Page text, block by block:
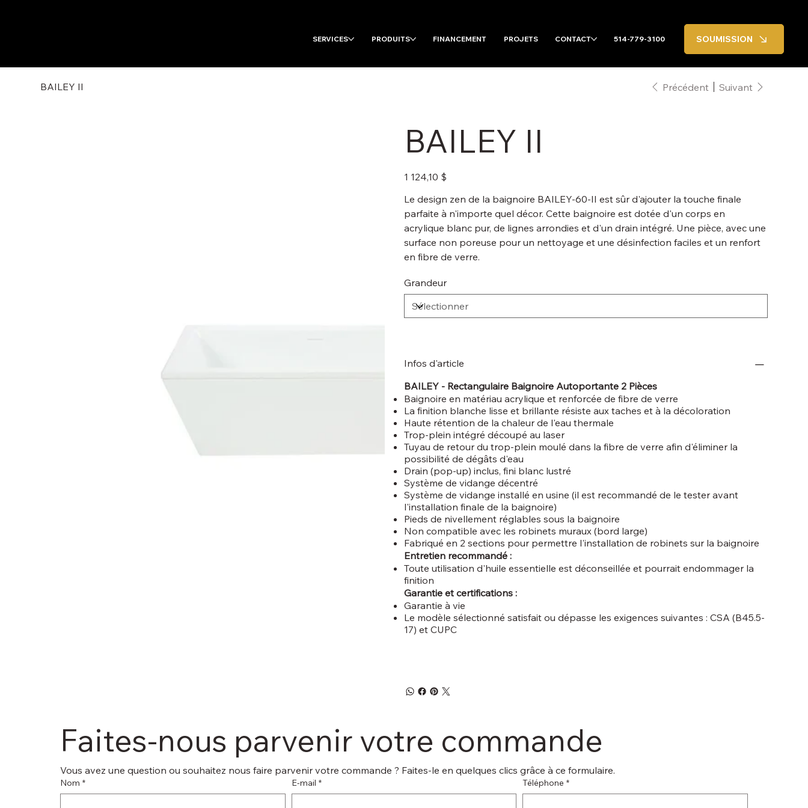
SERVICES PRODUITS FINANCEMENT PROJETS CONTACT 514-779-3100 SOUMISSION
BAILEY II Précédent Suivant
BAILEY II
Prix
1 124,10 $
Le design zen de la baignoire BAILEY-60-II est sûr d'ajouter la touche finale
parfaite à n'importe quel décor. Cette baignoire est dotée d'un corps en
acrylique blanc pur, de lignes arrondies et d'un drain intégré. Une pièce, avec une
surface non poreuse pour un nettoyage et une désinfection faciles et un renfort
en fibre de verre.
Grandeur
Infos d'article
BAILEY - Rectangulaire Baignoire Autoportante 2 Pièces
Baignoire en matériau acrylique et renforcée de fibre de verre
La finition blanche lisse et brillante résiste aux taches et à la décoloration
Haute rétention de la chaleur de l'eau thermale
Trop-plein intégré découpé au laser
Tuyau de retour du trop-plein moulé dans la fibre de verre afin d'éliminer la
possibilité de dégâts d'eau
Drain (pop-up) inclus, fini blanc lustré
Système de vidange décentré
Système de vidange installé en usine (il est recommandé de le tester avant
l'installation finale de la baignoire)
Pieds de nivellement réglables sous la baignoire
Non compatible avec les robinets muraux (bord large)
Fabriqué en 2 sections pour permettre l'installation de robinets sur la baignoire
Entretien recommandé :
Toute utilisation d'huile essentielle est déconseillée et pourrait endommager la
finition
Garantie et certifications :
Garantie à vie
Le modèle sélectionné satisfait ou dépasse les exigences suivantes : CSA (B45.5-
17) et CUPC
Faites-nous parvenir votre commande
Vous avez une question ou souhaitez nous faire parvenir votre commande ? Faites-le en quelques clics grâce à ce formulaire.
Nom * E‑mail * Téléphone *